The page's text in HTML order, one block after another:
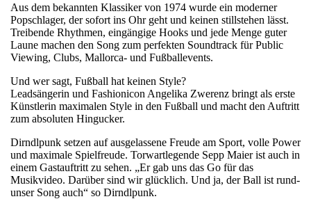
Aus dem bekannten Klassiker von 1974 wurde ein moderner
Popschlager, der sofort ins Ohr geht und keinen stillstehen lässt.
Treibende Rhythmen, eingängige Hooks und jede Menge guter
Laune machen den Song zum perfekten Soundtrack für Public
Viewing, Clubs, Mallorca- und Fußballevents.
Und wer sagt, Fußball hat keinen Style?
Leadsängerin und Fashionicon Angelika Zwerenz bringt als erste
Künstlerin maximalen Style in den Fußball und macht den Auftritt
zum absoluten Hingucker.
Dirndlpunk setzen auf ausgelassene Freude am Sport, volle Power
und maximale Spielfreude. Torwartlegende Sepp Maier ist auch in
einem Gastauftritt zu sehen. „Er gab uns das Go für das
Musikvideo. Darüber sind wir glücklich. Und ja, der Ball ist rund-
unser Song auch“ so Dirndlpunk.